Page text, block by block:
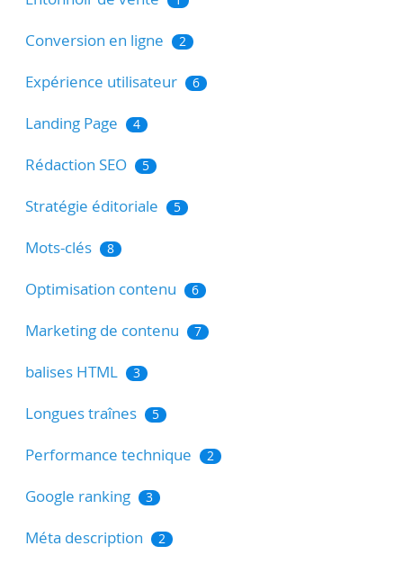
Conversion en ligne 2
Expérience utilisateur 6
Landing Page 4
Rédaction SEO 5
Stratégie éditoriale 5
Mots-clés 8
Optimisation contenu 6
Marketing de contenu 7
balises HTML 3
Longues traînes 5
Performance technique 2
Google ranking 3
Méta description 2